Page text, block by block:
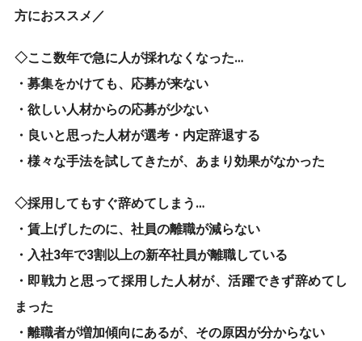
方におススメ／
◇ここ数年で急に人が採れなくなった…
・募集をかけても、応募が来ない
・欲しい人材からの応募が少ない
・良いと思った人材が選考・内定辞退する
・様々な手法を試してきたが、あまり効果がなかった
◇採用してもすぐ辞めてしまう…
・賃上げしたのに、社員の離職が減らない
・入社3年で3割以上の新卒社員が離職している
・即戦力と思って採用した人材が、活躍できず辞めてし
まった
・離職者が増加傾向にあるが、その原因が分からない